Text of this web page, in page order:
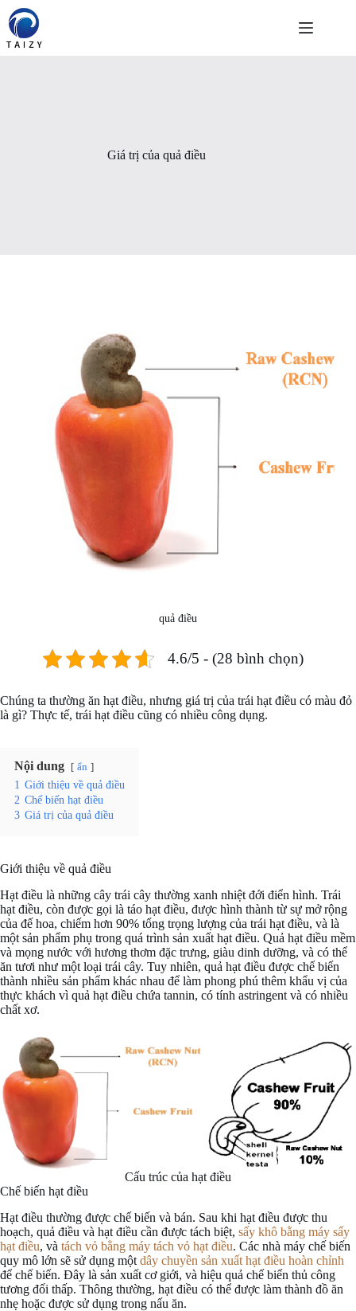
Chuyển
đến
phần
nội
Giá trị của quả điều
quả điều
4.6/5 - (28 bình chọn)
Chúng ta thường ăn hạt điều, nhưng giá trị của trái hạt điều có màu đỏ
là gì? Thực tế, trái hạt điều cũng có nhiều công dụng.
Nội dung ẩn
1 Giới thiệu về quả điều
2 Chế biến hạt điều
3 Giá trị của quả điều
Giới thiệu về quả điều
Hạt điều là những cây trái cây thường xanh nhiệt đới điển hình. Trái
hạt điều, còn được gọi là táo hạt điều, được hình thành từ sự mở rộng
của đế hoa, chiếm hơn 90% tổng trọng lượng của trái hạt điều, và là
một sản phẩm phụ trong quá trình sản xuất hạt điều. Quả hạt điều mềm
và mọng nước với hương thơm đặc trưng, giàu dinh dưỡng, và có thể
ăn tươi như một loại trái cây. Tuy nhiên, quả hạt điều được chế biến
thành nhiều sản phẩm khác nhau để làm phong phú thêm khẩu vị của
thực khách vì quả hạt điều chứa tannin, có tính astringent và có nhiều
chất xơ.
Cấu trúc của hạt điều
Chế biến hạt điều
Hạt điều thường được chế biến và bán. Sau khi hạt điều được thu
hoạch, quả điều và hạt điều cần được tách biệt, sấy khô bằng máy sấy
hạt điều, và tách vỏ bằng máy tách vỏ hạt điều. Các nhà máy chế biến
quy mô lớn sẽ sử dụng một dây chuyền sản xuất hạt điều hoàn chỉnh
để chế biến. Đây là sản xuất cơ giới, và hiệu quả chế biến thủ công
tương đối thấp. Thông thường, hạt điều có thể được làm thành đồ ăn
nhẹ hoặc được sử dụng trong nấu ăn.